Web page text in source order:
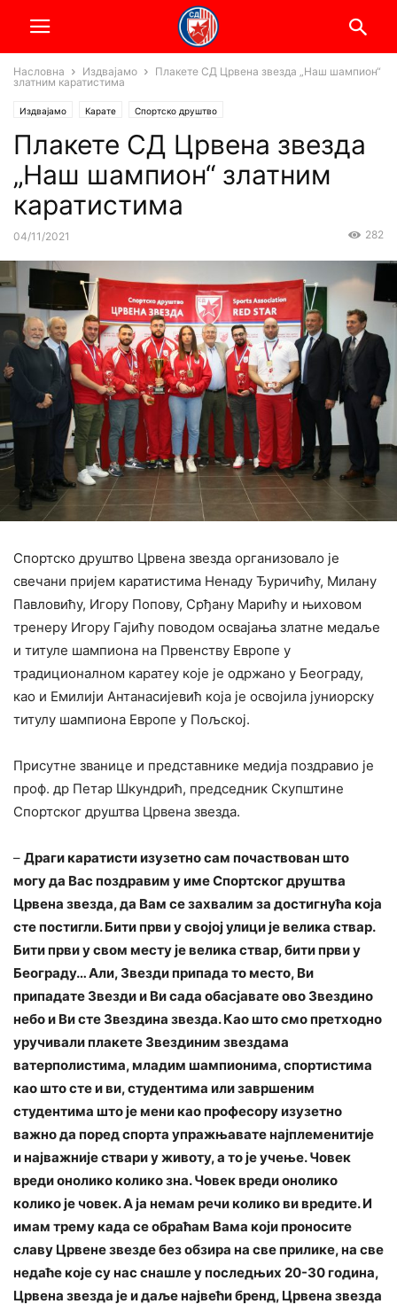
Насловна Издвајамо
Плакете СД Црвена звезда „Наш шампион“
златним каратистима
Издвајамо Карате Спортско друштво
Плакете СД Црвена звезда
„Наш шампион“ златним
каратистима
04/11/2021 282
Спортско друштво Црвена звезда организовало је
свечани пријем каратистима Ненаду Ђуричићу, Милану
Павловићу, Игору Попову, Срђану Марићу и њиховом
тренеру Игору Гајићу поводом освајања златне медаље
и титуле шампиона на Првенству Европе у
традиционалном каратеу које је одржано у Београду,
као и Емилији Антанaсијевић која је освојила јуниорску
титулу шампиона Европе у Пољској.
Присутне званице и представнике медија поздравио је
проф. др Петар Шкундрић, председник Скупштине
Спортског друштва Црвена звезда.
– Драги каратисти изузетно сам почаствован што
могу да Вас поздравим у име Спортског друштва
Црвена звезда, да Вам се захвалим за достигнућа која
сте постигли. Бити први у својој улици је велика ствар.
Бити први у свом месту је велика ствар, бити први у
Београду… Али, Звезди припада то место, Ви
припадате Звезди и Ви сада обасјавате ово Звездино
небо и Ви сте Звездина звезда. Као што смо претходно
уручивали плакете Звездиним звездама
ватерполистима, младим шампионима, спортистима
као што сте и ви, студентима или завршеним
студентима што је мени као професору изузетно
важно да поред спорта упражњавате најплеменитије
и најважније ствари у животу, а то је учење. Човек
вреди онолико колико зна. Човек вреди онолико
колико је човек. А ја немам речи колико ви вредите. И
имам трему када се обраћам Вама који проносите
славу Црвене звезде без обзира на све прилике, на све
недаће које су нас снашле у последњих 20-30 година,
Црвена звезда је и даље највећи бренд, Црвена звезда